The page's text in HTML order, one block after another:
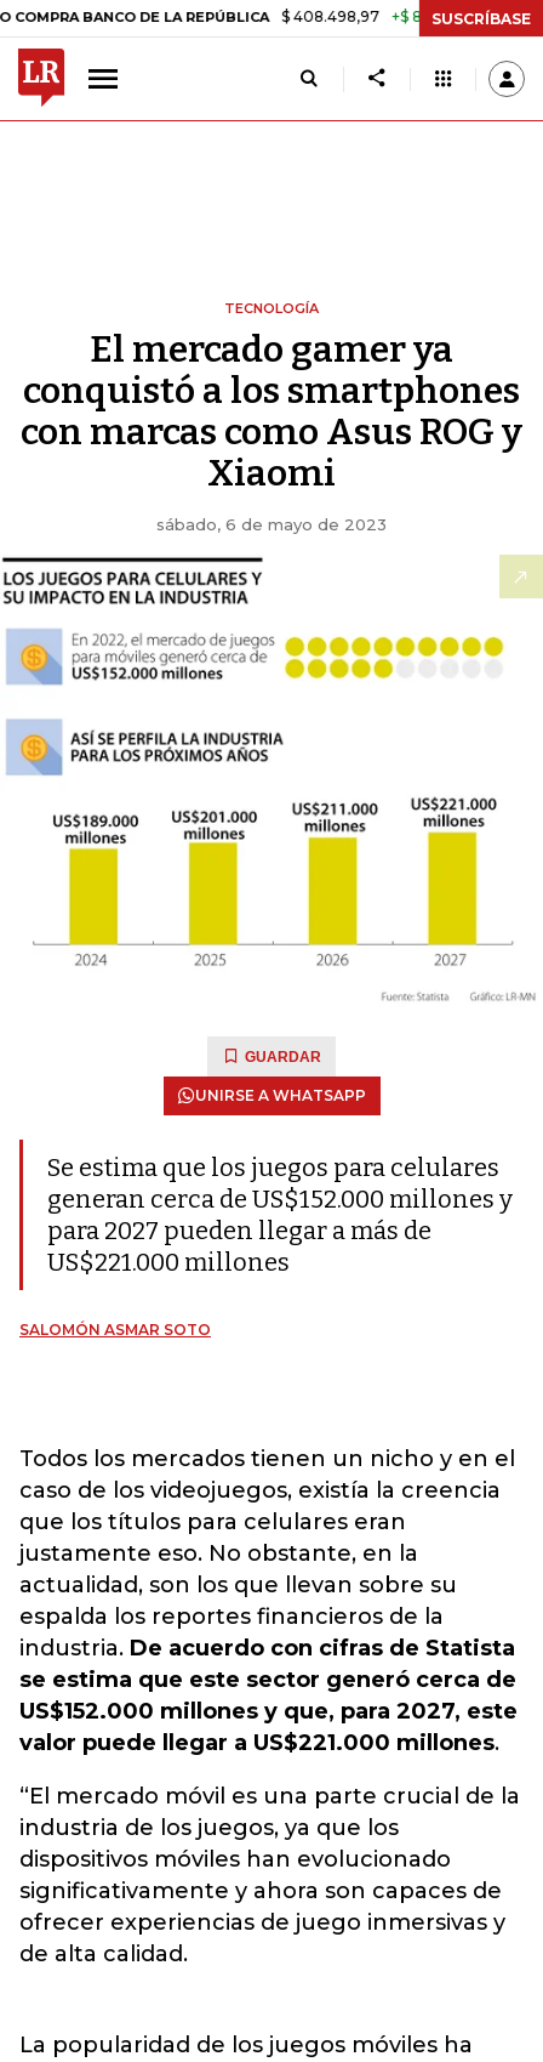
BANCO DE LA REPÚBLICA $ 408.498,97 +$ 8.753,81 +2,19% TASA
SUSCRÍBASE
TECNOLOGÍA
El mercado gamer ya
conquistó a los smartphones
con marcas como Asus ROG y
Xiaomi
sábado, 6 de mayo de 2023
GUARDAR
UNIRSE A WHATSAPP
Se estima que los juegos para celulares
generan cerca de US$152.000 millones y
para 2027 pueden llegar a más de
US$221.000 millones
SALOMÓN ASMAR SOTO
Todos los mercados tienen un nicho y en el
caso de los videojuegos, existía la creencia
que los títulos para celulares eran
justamente eso. No obstante, en la
actualidad, son los que llevan sobre su
espalda los reportes financieros de la
industria. De acuerdo con cifras de Statista
se estima que este sector generó cerca de
US$152.000 millones y que, para 2027, este
valor puede llegar a US$221.000 millones.
“El mercado móvil es una parte crucial de la
industria de los juegos, ya que los
dispositivos móviles han evolucionado
significativamente y ahora son capaces de
ofrecer experiencias de juego inmersivas y
de alta calidad.
La popularidad de los juegos móviles ha